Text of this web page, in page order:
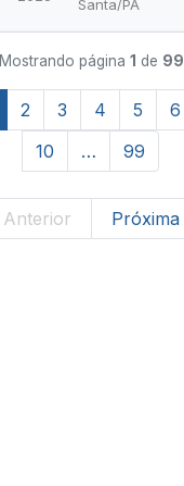
Santa/PA
Mostrando página 1 de 99
2 3 4 5 6
10
… 99
Anterior Próxima